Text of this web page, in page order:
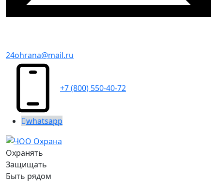
24ohrana@mail.ru
+7 (800) 550-40-72
whatsapp
Охранять
Защищать
Быть рядом